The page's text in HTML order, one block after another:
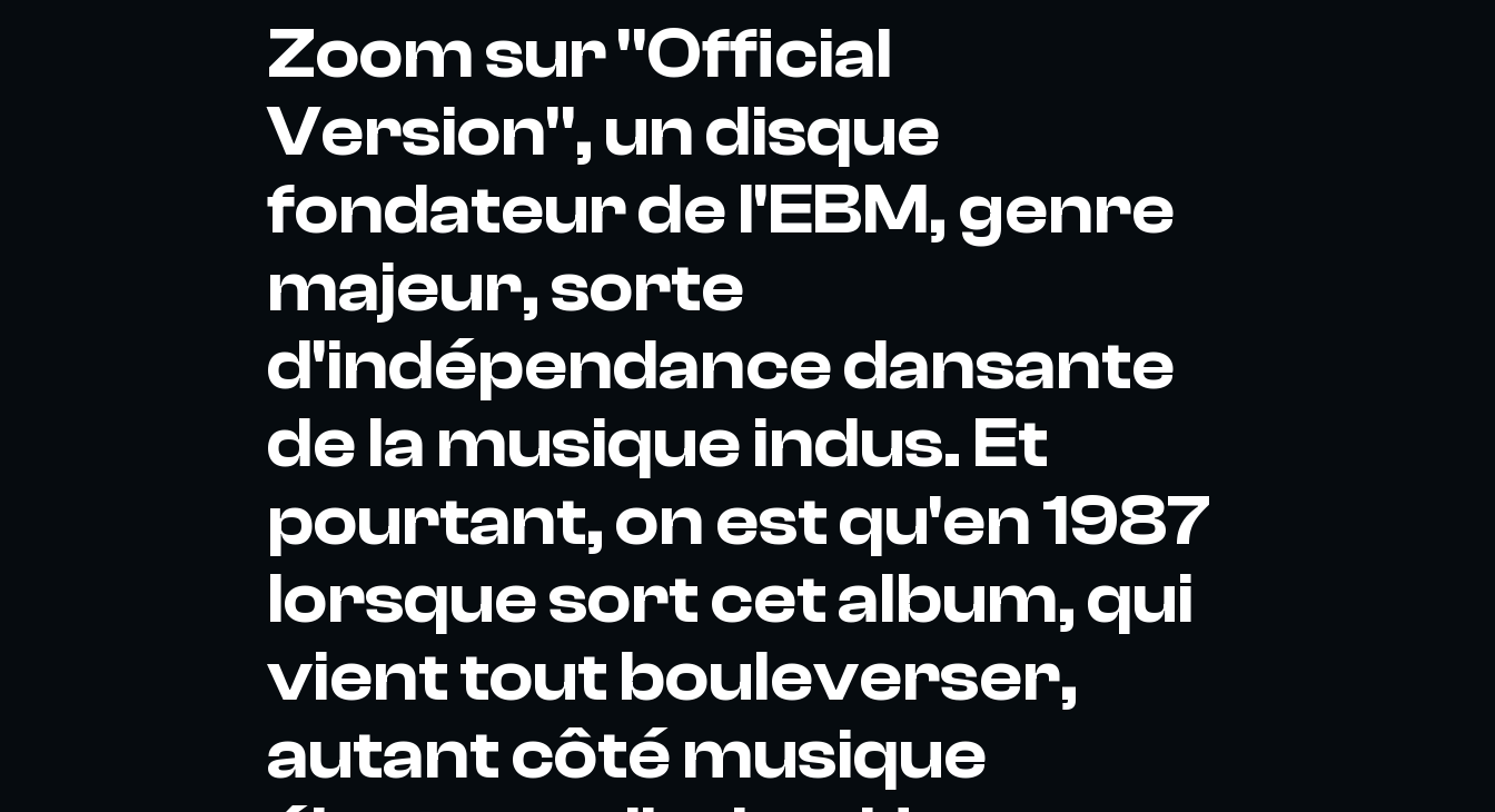
Zoom sur "Official
Version", un disque
fondateur de l'EBM, genre
majeur, sorte
d'indépendance dansante
de la musique indus. Et
pourtant, on est qu'en 1987
lorsque sort cet album, qui
vient tout bouleverser,
autant côté musique